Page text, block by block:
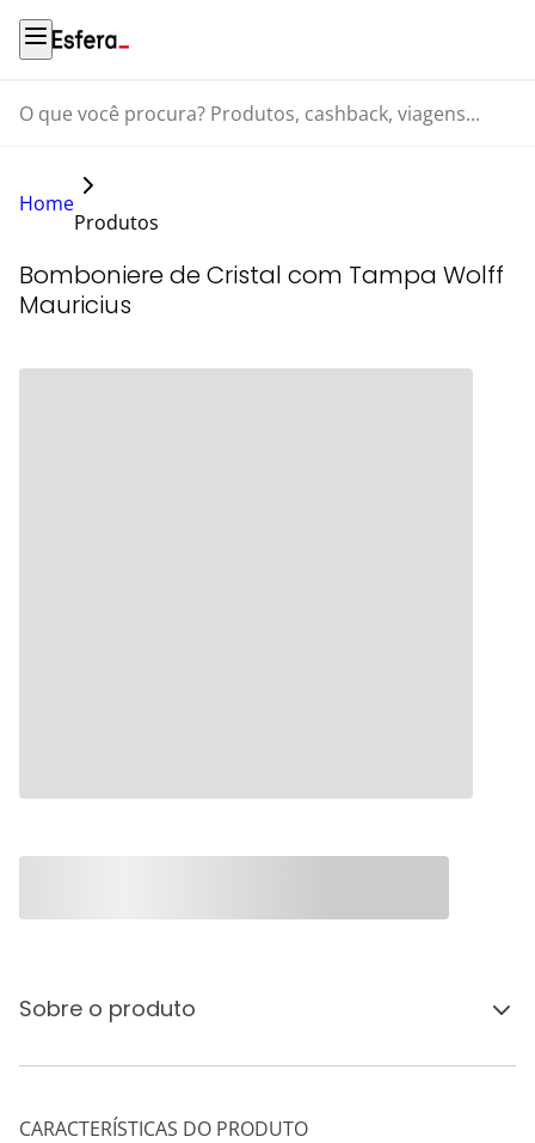
O que você procura? Produtos, cashback, viagens...
Home
Produtos
Bomboniere de Cristal com Tampa Wolff
Mauricius
Sobre o produto
CARACTERÍSTICAS DO PRODUTO